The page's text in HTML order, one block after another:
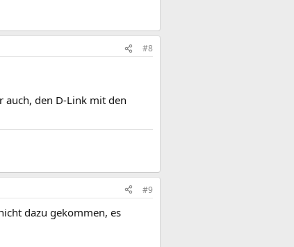
#8
auch, den D-Link mit den
#9
dazu gekommen, es